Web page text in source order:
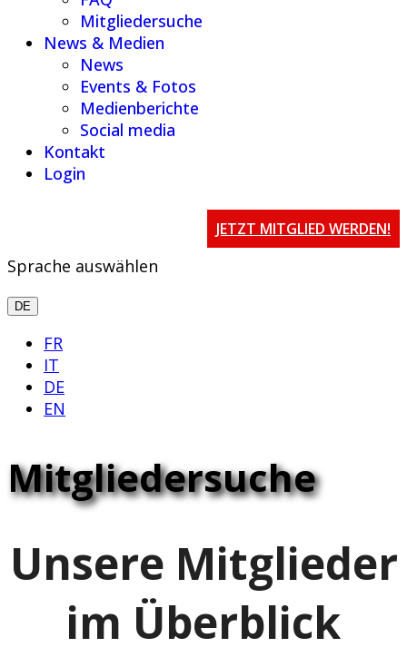
Mitgliedersuche
News & Medien
News
Events & Fotos
Medienberichte
Social media
Kontakt
Login
JETZT MITGLIED WERDEN!
Sprache auswählen
DE
FR
IT
DE
EN
Mitgliedersuche
Unsere Mitglieder
im Überblick